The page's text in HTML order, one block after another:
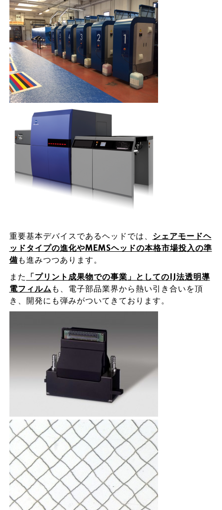
重要基本デバイスであるヘッドでは、 シェアモードヘ
ッドタイプの進化やMEMSヘッドの本格市場投入の準
備 も進みつつあります。
また 「プリント成果物での事業」としてのIJ法透明導
電フィルム も、電子部品業界から熱い引き合いを頂
き、開発にも弾みがついてきております。